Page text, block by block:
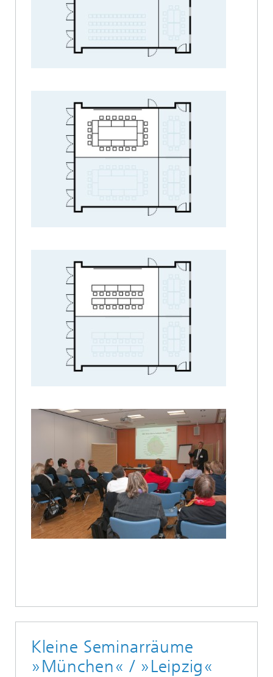
Kleine Seminarräume
»München« / »Leipzig«